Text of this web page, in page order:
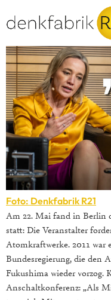
Foto: Denkfabrik R21
Am 22. Mai fand in Berlin
statt: Die Veranstalter
Atomkraftwerke. 2011 war
Bundesregierung, die den
Fukushima wieder vorzog.
Anschaltkonferenz: „Als